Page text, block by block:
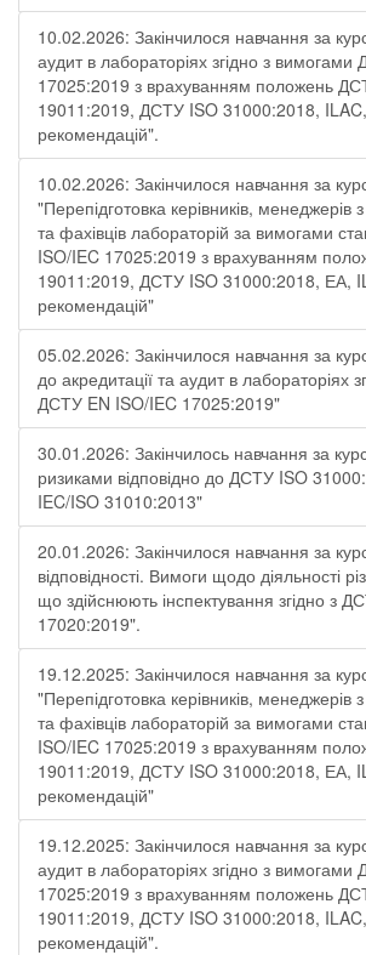
10.02.2026: Закінчилося навчання за
аудит в лабораторіях згідно з
17025:2019 з врахуванням положень
19011:2019, ДСТУ ISO 31000:2018,
рекомендацій".
10.02.2026: Закінчилося навчання за
"Перепідготовка керівників, менеджерів
та фахівців лабораторій за вимогами
ISO/IEC 17025:2019 з врахуванням
19011:2019, ДСТУ ISO 31000:2018, ЕА,
рекомендацій"
05.02.2026: Закінчилося навчання за
до акредитації та аудит в лабораторіях
ДСТУ EN ISO/IEC 17025:2019"
30.01.2026: Закінчилось навчання за
ризиками відповідно до ДСТУ ISO
IEC/ISO 31010:2013"
20.01.2026: Закінчилося навчання за
відповідності. Вимоги щодо діяльності
що здійснюють інспектування згідно з
17020:2019".
19.12.2025: Закінчилося навчання за
"Перепідготовка керівників, менеджерів
та фахівців лабораторій за вимогами
ISO/IEC 17025:2019 з врахуванням
19011:2019, ДСТУ ISO 31000:2018, ЕА,
рекомендацій"
19.12.2025: Закінчилося навчання за
аудит в лабораторіях згідно з
17025:2019 з врахуванням положень
19011:2019, ДСТУ ISO 31000:2018,
рекомендацій".